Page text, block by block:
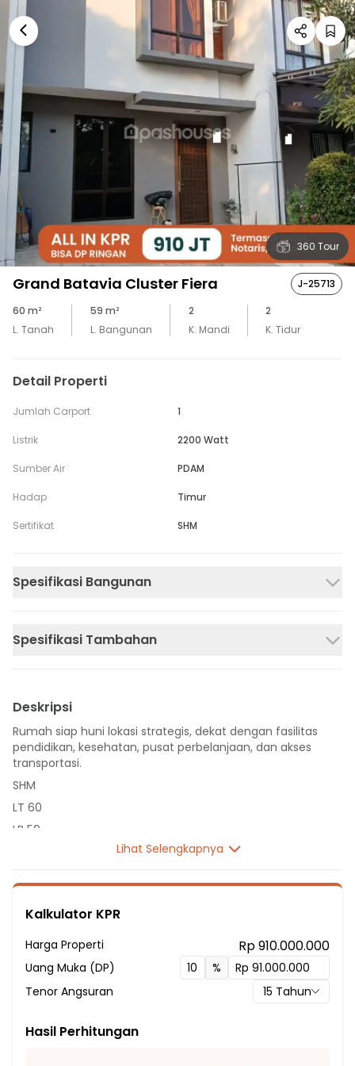
360 Tour
Grand Batavia Cluster Fiera
J-25713
60 m²
L. Tanah
59 m²
L. Bangunan
2
K. Mandi
2
K. Tidur
Detail Properti
Jumlah Carport 1
Listrik 2200 Watt
Sumber Air PDAM
Hadap Timur
Sertifikat SHM
Spesifikasi Bangunan
Spesifikasi Tambahan
Deskripsi
Rumah siap huni lokasi strategis, dekat dengan fasilitas
pendidikan, kesehatan, pusat perbelanjaan, dan akses
transportasi.
SHM
LT 60
LB 59
Listrik 2200 VA
Sumber Air PDAM
Hadap Timur
Fasilitas Sekitar Hunian:
3 Menit ke SDN Sindangsari III
Lihat Selengkapnya
Kalkulator KPR
Harga Properti Rp 910.000.000
Uang Muka (DP)
%
Tenor Angsuran
15 Tahun
Hasil Perhitungan